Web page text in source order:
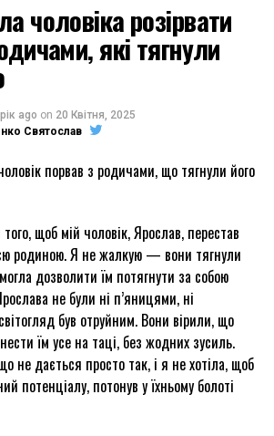
чоловіка розірвати
які тягнули
ago on 20 Квітня, 2025
Святослав
порвав з родичами, що тягнули його
щоб мій чоловік, Ярослав, перестав
родиною. Я не жалкую — вони тягнули
дозволити їм потягнути за собою
не були ні п’яницями, ні
був отруйним. Вони вірили, що
їм усе на таці, без жодних зусиль.
не дається просто так, і я не хотіла, щоб
потенціалу, потонув у їхньому болоті